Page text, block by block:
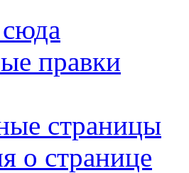
правки
страницы
о странице